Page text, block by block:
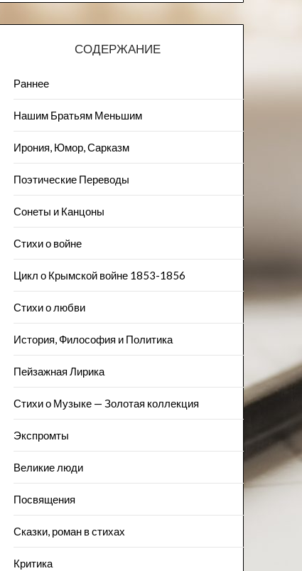
СОДЕРЖАНИЕ
Раннее
Нашим Братьям Меньшим
Ирония, Юмор, Сарказм
Поэтические Переводы
Сонеты и Канцоны
Стихи о войне
Цикл о Крымской войне 1853-1856
Стихи о любви
История, Философия и Политика
Пейзажна​я Лирика
Стихи о Музыке — Золотая коллекция
Экспромты
Великие люди
Посвящения
Сказки, роман в стихах
Критика